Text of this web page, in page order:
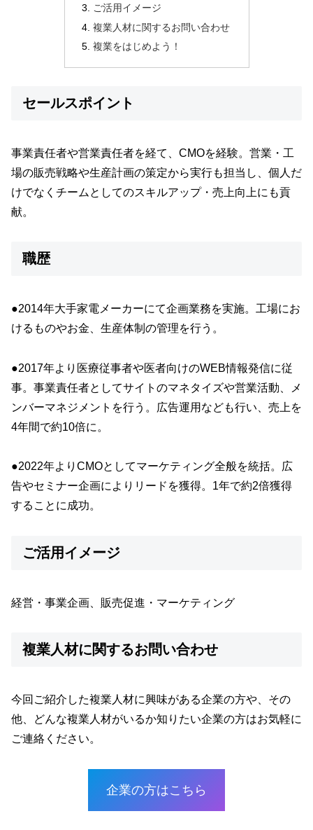
ご活用イメージ
複業人材に関するお問い合わせ
複業をはじめよう！
セールスポイント
事業責任者や営業責任者を経て、CMOを経験。営業・工
場の販売戦略や生産計画の策定から実行も担当し、個人だ
けでなくチームとしてのスキルアップ・売上向上にも貢
献。
職歴
●2014年大手家電メーカーにて企画業務を実施。工場にお
けるものやお金、生産体制の管理を行う。
●2017年より医療従事者や医者向けのWEB情報発信に従
事。事業責任者としてサイトのマネタイズや営業活動、メ
ンバーマネジメントを行う。広告運用なども行い、売上を
4年間で約10倍に。
●2022年よりCMOとしてマーケティング全般を統括。広
告やセミナー企画によりリードを獲得。1年で約2倍獲得
することに成功。
ご活用イメージ
経営・事業企画、販売促進・マーケティング
複業人材に関するお問い合わせ
今回ご紹介した複業人材に興味がある企業の方や、その
他、どんな複業人材がいるか知りたい企業の方はお気軽に
ご連絡ください。
企業の方はこちら